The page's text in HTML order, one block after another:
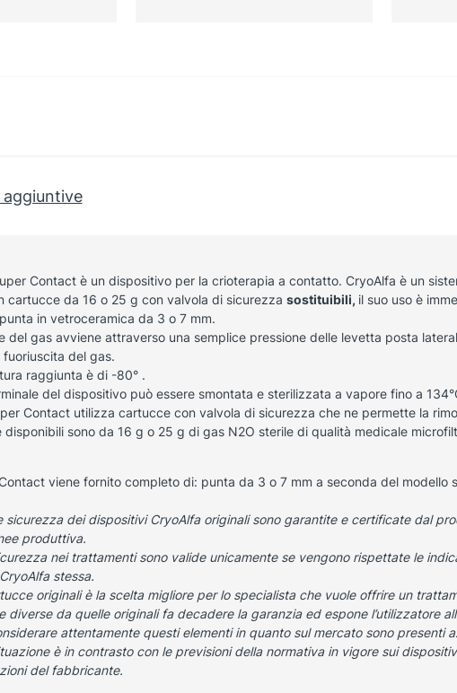
Contact è un dispositivo per la crioterapia a contatto. CryoAlfa è un
cartucce da 16 o 25 g con valvola di sicurezza sostituibili, il suo uso è
in vetroceramica da 3 o 7 mm.
del gas avviene attraverso una semplice pressione delle levetta posta
del gas.
raggiunta è di -80° .
del dispositivo può essere smontata e sterilizzata a vapore fino a
Contact utilizza cartucce con valvola di sicurezza che ne permette la
disponibili sono da 16 g o 25 g di gas N2O sterile di qualità medicale
viene fornito completo di: punta da 3 o 7 mm a seconda del modello
sicurezza dei dispositivi CryoAlfa originali sono garantite e certificate dal
produttiva.
nei trattamenti sono valide unicamente se vengono rispettate le
stessa.
originali è la scelta migliore per lo specialista che vuole offrire un
diverse da quelle originali fa decadere la garanzia ed espone l’utilizzatore
attentamente questi elementi in quanto sul mercato sono
è in contrasto con le previsioni della normativa in vigore sui
del fabbricante.